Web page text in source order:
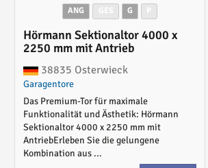
ANG G
Hörmann Sektionaltor 4000 x
2250 mm mit Antrieb
38835 Osterwieck
Garagentore
Das Premium-Tor für maximale
Funktionalität und Ästhetik: Hörmann
Sektionaltor 4000 x 2250 mm mit
AntriebErleben Sie die gelungene
Kombination aus ...